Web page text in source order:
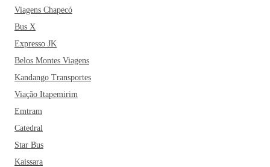
Viagens Chapecó
Bus X
Expresso JK
Belos Montes Viagens
Kandango Transportes
Viação Itapemirim
Emtram
Catedral
Star Bus
Kaissara